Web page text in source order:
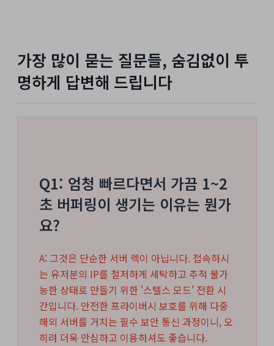
가장 많이 묻는 질문들, 숨김없이 투
명하게 답변해 드립니다
Q1: 엄청 빠르다면서 가끔 1~2
초 버퍼링이 생기는 이유는 뭔가
요?
A: 그것은 단순한 서버 렉이 아닙니다. 접속하시
는 유저분의 IP를 철저하게 세탁하고 추적 불가
능한 상태로 만들기 위한 '스텔스 모드' 전환 시
간입니다. 안전한 프라이버시 보호를 위해 다중
해외 서버를 거치는 필수 보안 통신 과정이니, 오
히려 더욱 안심하고 이용하셔도 좋습니다.